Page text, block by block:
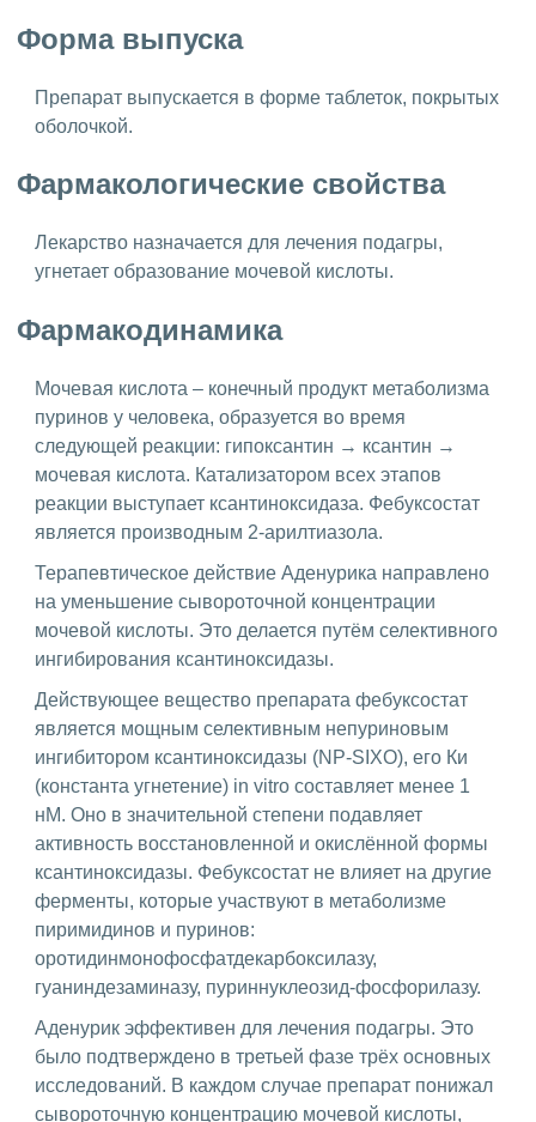
Форма выпуска
Препарат выпускается в форме таблеток, покрытых
оболочкой.
Фармакологические свойства
Лекарство назначается для лечения подагры,
угнетает образование мочевой кислоты.
Фармакодинамика
Мочевая кислота – конечный продукт метаболизма
пуринов у человека, образуется во время
следующей реакции: гипоксантин → ксантин →
мочевая кислота. Катализатором всех этапов
реакции выступает ксантиноксидаза. Фебуксостат
является производным 2-арилтиазола.
Терапевтическое действие Аденурика направлено
на уменьшение сывороточной концентрации
мочевой кислоты. Это делается путём селективного
ингибирования ксантиноксидазы.
Действующее вещество препарата фебуксостат
является мощным селективным непуриновым
ингибитором ксантиноксидазы (NP-SIXO), его Ки
(константа угнетение) in vitro составляет менее 1
нМ. Оно в значительной степени подавляет
активность восстановленной и окислённой формы
ксантиноксидазы. Фебуксостат не влияет на другие
ферменты, которые участвуют в метаболизме
пиримидинов и пуринов:
оротидинмонофосфатдекарбоксилазу,
гуаниндезаминазу, пуриннуклеозид-фосфорилазу.
Аденурик эффективен для лечения подагры. Это
было подтверждено в третьей фазе трёх основных
исследований. В каждом случае препарат понижал
сывороточную концентрацию мочевой кислоты,